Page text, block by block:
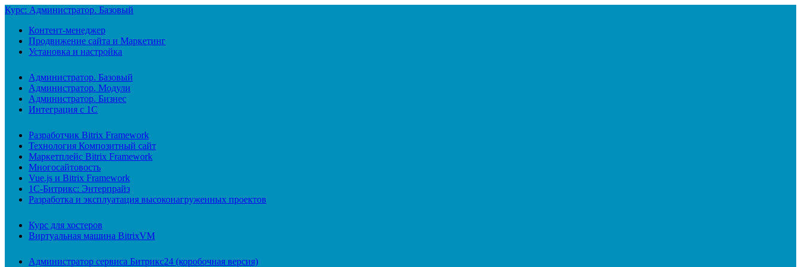
Курс: Администратор. Базовый
Контент-менеджер
Продвижение сайта и Маркетинг
Установка и настройка
Администратор. Базовый
Администратор. Модули
Администратор. Бизнес
Интеграция с 1С
Разработчик Bitrix Framework
Технология Композитный сайт
Маркетплейс Bitrix Framework
Многосайтовость
Vue.js и Bitrix Framework
1С-Битрикс: Энтерпрайз
Разработка и эксплуатация высоконагруженных проектов
Курс для хостеров
Виртуальная машина BitrixVM
Администратор сервиса Битрикс24 (коробочная версия)